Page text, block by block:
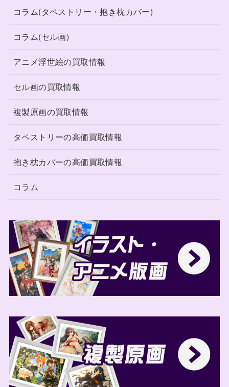
コラム(タペストリー・抱き枕カバー)
コラム(セル画)
アニメ浮世絵の買取情報
セル画の買取情報
複製原画の買取情報
タペストリーの高価買取情報
抱き枕カバーの高価買取情報
コラム